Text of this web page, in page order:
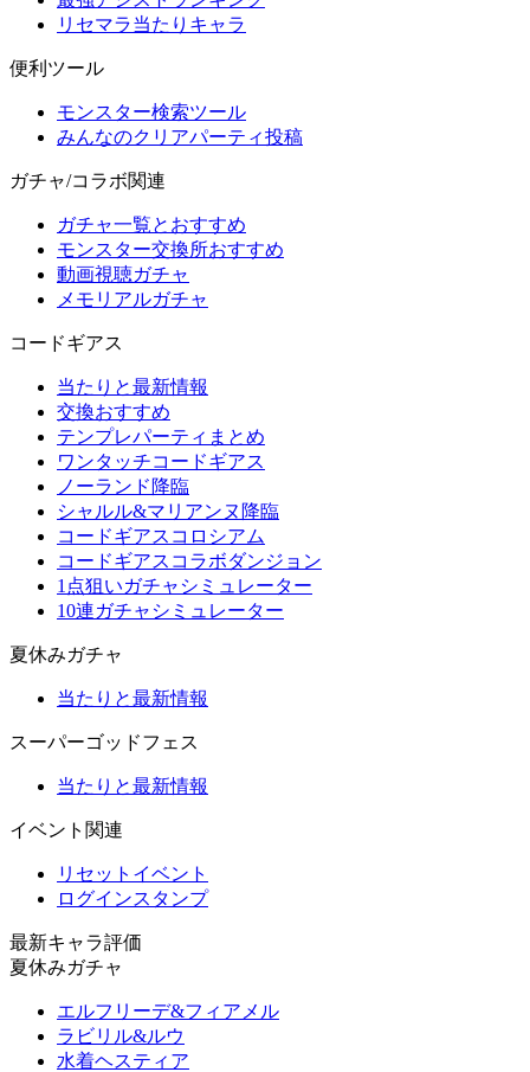
リセマラ当たりキャラ
便利ツール
モンスター検索ツール
みんなのクリアパーティ投稿
ガチャ/コラボ関連
ガチャ一覧とおすすめ
モンスター交換所おすすめ
動画視聴ガチャ
メモリアルガチャ
コードギアス
当たりと最新情報
交換おすすめ
テンプレパーティまとめ
ワンタッチコードギアス
ノーランド降臨
シャルル&マリアンヌ降臨
コードギアスコロシアム
コードギアスコラボダンジョン
1点狙いガチャシミュレーター
10連ガチャシミュレーター
夏休みガチャ
当たりと最新情報
スーパーゴッドフェス
当たりと最新情報
イベント関連
リセットイベント
ログインスタンプ
最新キャラ評価
夏休みガチャ
エルフリーデ&フィアメル
ラビリル&ルウ
水着ヘスティア